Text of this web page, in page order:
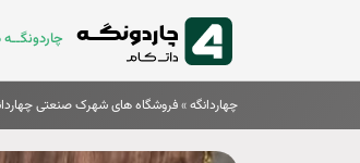
چاردونگــه
چهاردانگه»فروشگاه های شهرک صنعتی